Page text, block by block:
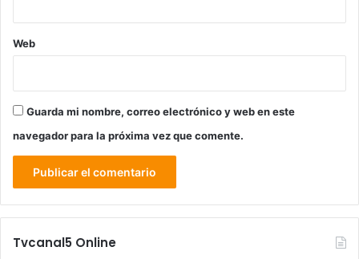
Web
Guarda mi nombre, correo electrónico y web en este
navegador para la próxima vez que comente.
Tvcanal5 Online